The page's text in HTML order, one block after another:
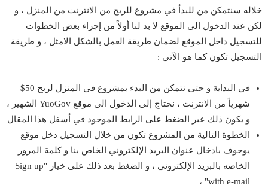
خلاله سنتمكن من للبدأ في مشروع للربح من الانترنت من المنزل ، و
لكن عند الدخول الى الموقع لا بد لنا أولاً من إجراء بعض الخطوات
للتسجيل داخل الموقع لضمان طريقة العمل بالشكل الامثل ، و طريقة
التسجيل تكون كما هو الآتي :
في البداية و حتى نتمكن من البدء بمشروع في المنزل لربح 50$
شهرياً من الانترنت ، نحتاج إلى الدخول الى موقع YuoGov الشهير ،
و يكون ذلك عبر الضغط على الرابط الموجود في أسفل هذا المقال
الخطوة التالية من المشروع تكون من خلال التسجيل دخل موقع
يوجوف بادخال عنوان البريد الإلكتروني الخاص بنا و كلمة المرور
الخاصه بالبريد الإلكتروني ، و الضغط بعد ذلك على خيار "Sign up
with e-mail" ،